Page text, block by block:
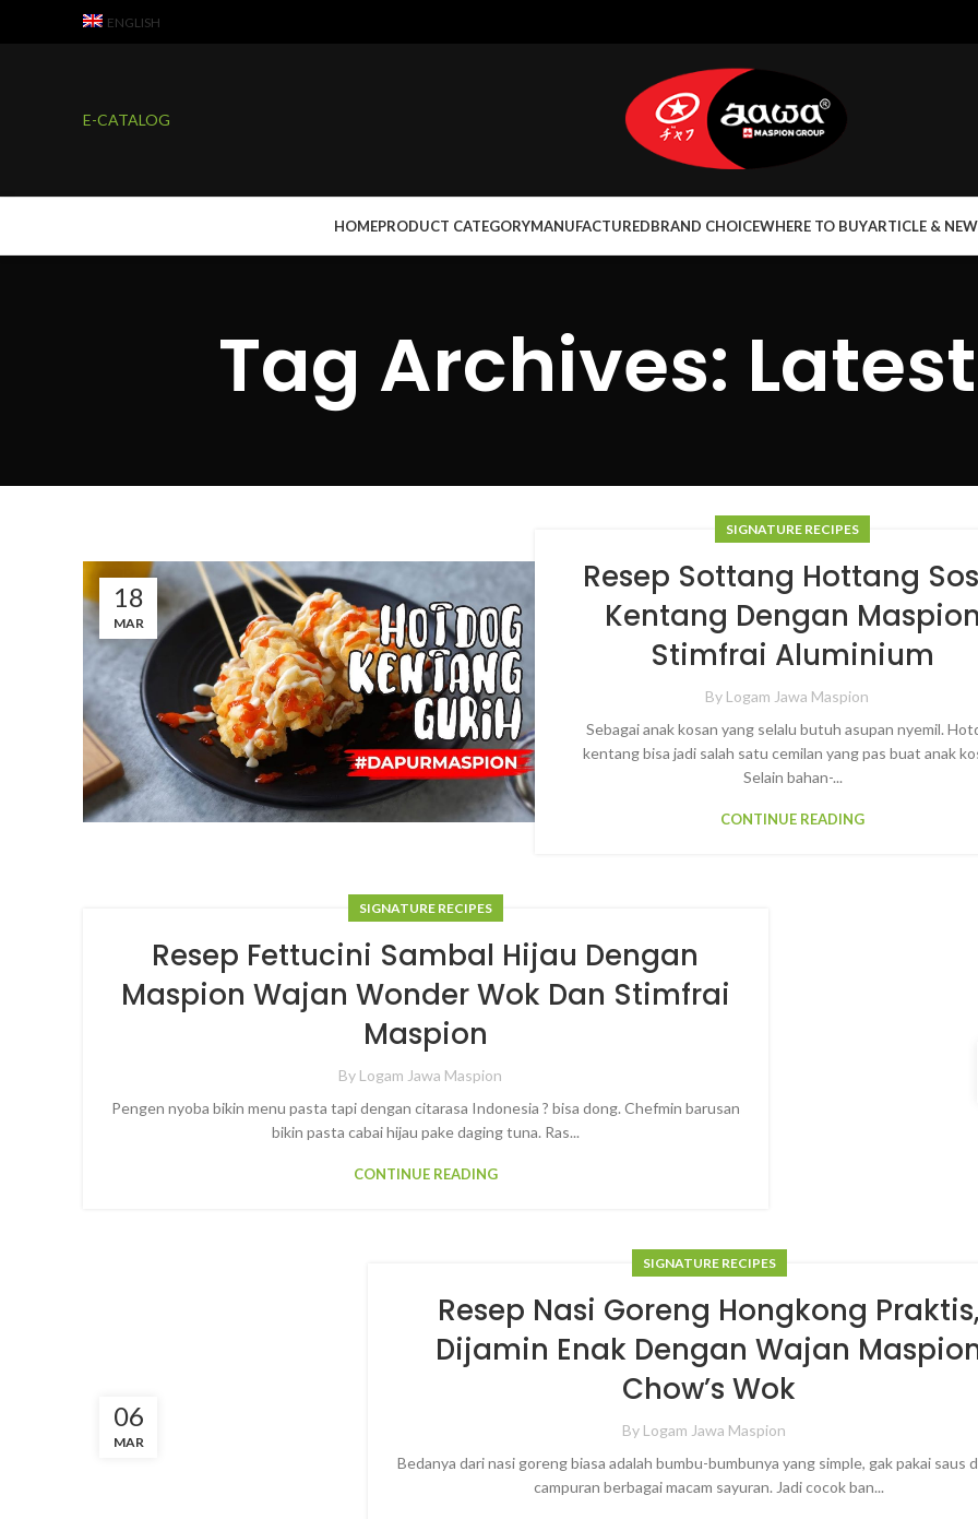
ENGLISH
E-CATALOG
HOMEPRODUCT CATEGORYMANUFACTUREDBRAND CHOICEWHERE TO BUYARTICLE &
Tag Archives:
18
MAR
SIGNATURE RECIPES
Resep Sottang Hottang
Kentang Dengan Maspion
Stimfrai Aluminium
By Logam Jawa Maspion
Sebagai anak kosan yang selalu butuh asupan nyemil.
kentang bisa jadi salah satu cemilan yang pas buat anak
Selain bahan-...
CONTINUE READING
SIGNATURE RECIPES
Resep Fettucini Sambal Hijau Dengan
Maspion Wajan Wonder Wok Dan Stimfrai
Maspion
By Logam Jawa Maspion
Pengen nyoba bikin menu pasta tapi dengan citarasa Indonesia ? bisa dong. Chefmin barusan
bikin pasta cabai hijau pake daging tuna. Ras...
CONTINUE READING
06
MAR
SIGNATURE RECIPES
Resep Nasi Goreng Hongkong Praktis,
Dijamin Enak Dengan Wajan
Chow’s Wok
By Logam Jawa Maspion
Bedanya dari nasi goreng biasa adalah bumbu-bumbunya yang simple, gak pakai saus
campuran berbagai macam sayuran. Jadi cocok ban...